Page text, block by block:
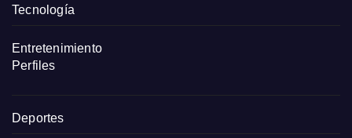
Tecnología
Entretenimiento
Perfiles
Deportes